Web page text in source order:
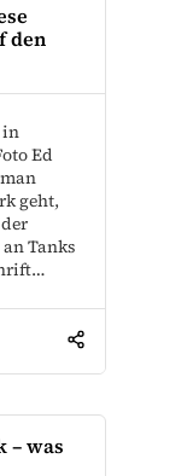
den
in
Ed
geht,
Tanks
– was